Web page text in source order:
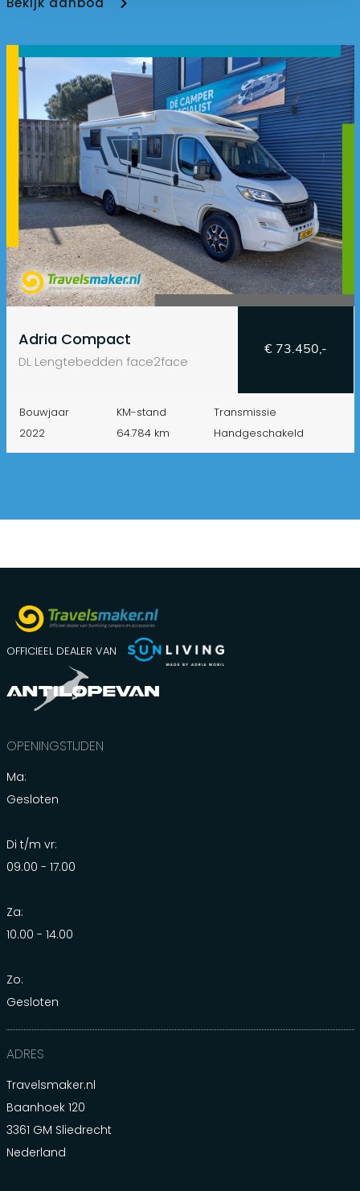
Adria Compact
DL Lengtebedden face2face
€ 73.450,-
Bouwjaar
2022
KM-stand
64.784 km
Transmissie
Handgeschakeld
OFFICIEEL DEALER VAN
OPENINGSTIJDEN
Ma:
Gesloten
Di t/m vr:
09.00 - 17.00
Za:
10.00 - 14.00
Zo:
Gesloten
ADRES
Travelsmaker.nl
Baanhoek 120
3361 GM Sliedrecht
Nederland